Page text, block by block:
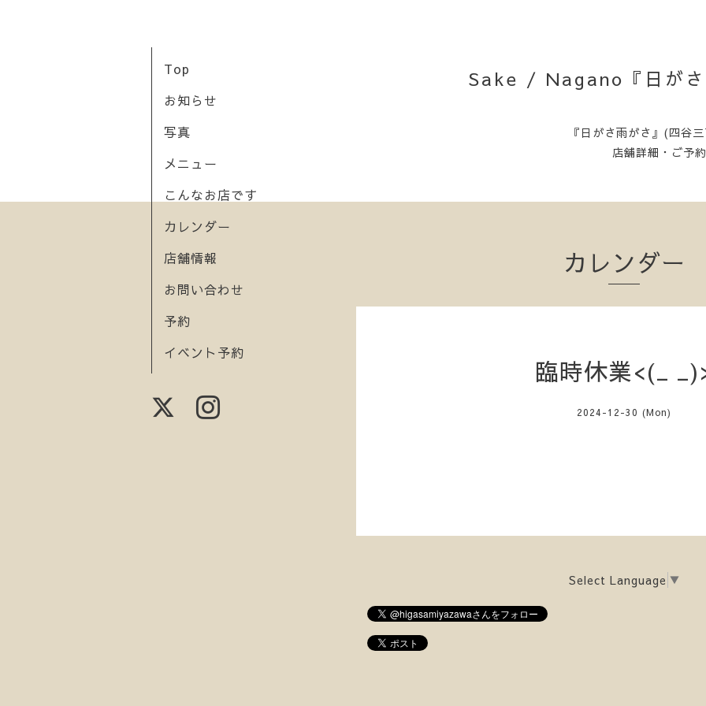
Sake / Nagano『日がさ
『日がさ雨がさ』(四谷
店舗詳細・ご予
Top
お知らせ
写真
メニュー
こんなお店です
カレンダー
店舗情報
お問い合わせ
予約
イベント予約
カレンダー
臨時休業<(_
2024-12-30 (Mon)
Select Language ▼